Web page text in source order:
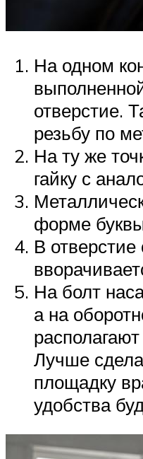
На одном
отверстие.
резьбу по
На ту же
гайку с
форме
В отверстие
На болт
а на
Лучше
площадку
удобства